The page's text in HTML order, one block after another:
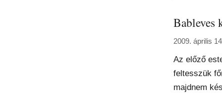
Bableves
2009. április
Az előző
feltesszük
majdnem